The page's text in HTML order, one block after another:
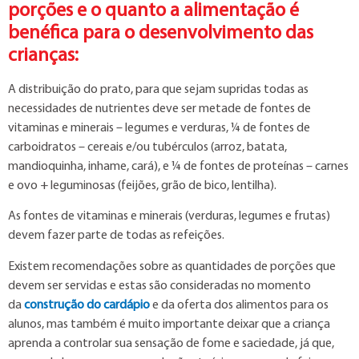
porções e o quanto a alimentação é
benéfica para o desenvolvimento das
crianças:
A distribuição do prato, para que sejam supridas todas as
necessidades de nutrientes deve ser metade de fontes de
vitaminas e minerais – legumes e verduras, ¼ de fontes de
carboidratos – cereais e/ou tubérculos (arroz, batata,
mandioquinha, inhame, cará), e ¼ de fontes de proteínas – carnes
e ovo + leguminosas (feijões, grão de bico, lentilha).
As fontes de vitaminas e minerais (verduras, legumes e frutas)
devem fazer parte de todas as refeições.
Existem recomendações sobre as quantidades de porções que
devem ser servidas e estas são consideradas no momento
daconstrução do cardápioe da oferta dos alimentos para os
alunos, mas também é muito importante deixar que a criança
aprenda a controlar sua sensação de fome e saciedade, já que,